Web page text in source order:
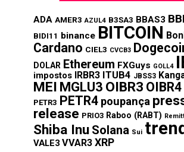
ADA AMER3 AZUL4 B3SA3 BBAS3
BIDI11 binance BITCOIN
Cardano CIEL3 CVCB3
DOLAR Ethereum FXGuys GOLL4
impostos IRBR3 ITUB4 JBSS3
MEI MGLU3 OIBR3 OIBR4
PETR3 PETR4 poupança
release PRIO3 Raboo (RABT)
Shiba Inu Solana Sui
VALE3 VVAR3 XRP